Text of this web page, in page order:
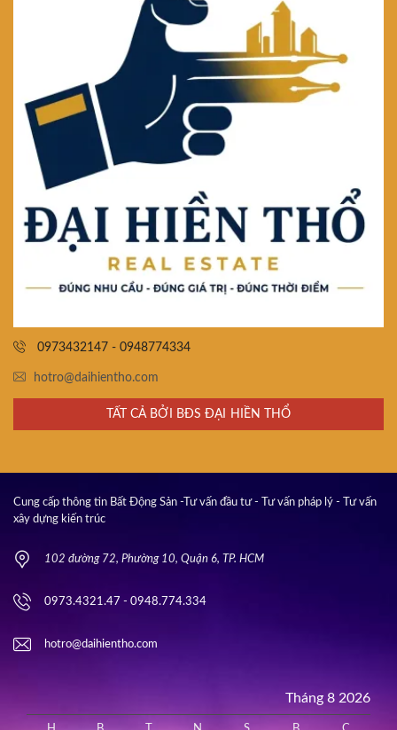
0973432147 - 0948774334
hotro@daihientho.com
TẤT CẢ BỞI BĐS ĐẠI HIỀN THỔ
Cung cấp thông tin Bất Động Sản -Tư vấn đầu tư - Tư vấn pháp lý - Tư vấn
xây dựng kiến trúc
102 đường 72, Phường 10, Quận 6, TP. HCM
0973.4321.47 - 0948.774.334
hotro@daihientho.com
Tháng 8 2026